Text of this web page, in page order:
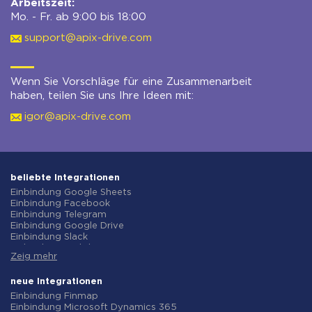
Arbeitszeit:
Mo. - Fr. ab 9:00 bis 18:00
support@apix-drive.com
Wenn Sie Vorschläge für eine Zusammenarbeit
haben, teilen Sie uns Ihre Ideen mit:
igor@apix-drive.com
beliebte Integrationen
Einbindung Google Sheets
Einbindung Facebook
Einbindung Telegram
Einbindung Google Drive
Einbindung Slack
Einbindung Gmail
Einbindung ClickUp
Einbindung Airtable
Einbindung Google Contacts
Zeig mehr
neue Integrationen
Einbindung Finmap
Einbindung Microsoft Dynamics 365